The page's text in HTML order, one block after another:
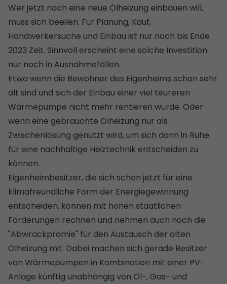
Wer jetzt noch eine neue Ölheizung einbauen will,
muss sich beeilen. Für Planung, Kauf,
Handwerkersuche und Einbau ist nur noch bis Ende
2023 Zeit. Sinnvoll erscheint eine solche Investition
nur noch in Ausnahmefällen.
Etwa wenn die Bewohner des Eigenheims schon sehr
alt sind und sich der Einbau einer viel teureren
Wärmepumpe nicht mehr rentieren würde. Oder
wenn eine gebrauchte Ölheizung nur als
Zwischenlösung genutzt wird, um sich dann in Ruhe
für eine nachhaltige Heiztechnik entscheiden zu
können.
Eigenheimbesitzer, die sich schon jetzt für eine
klimafreundliche Form der Energiegewinnung
entscheiden, können mit hohen staatlichen
Förderungen rechnen und nehmen auch noch die
"Abwrackprämie" für den Austausch der alten
Ölheizung mit. Dabei machen sich gerade Besitzer
von Wärmepumpen in Kombination mit einer PV-
Anlage künftig unabhängig von Öl-, Gas- und